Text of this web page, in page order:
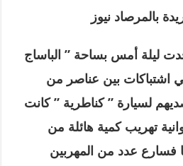
بالمرصاد نيوز
ليلة أمس بساحة ” الباساج
اشتباكات بين عناصر من
لسيارة ” كناطرية ” كانت
تهريب كمية هائلة من
فسارع عدد من المهربين